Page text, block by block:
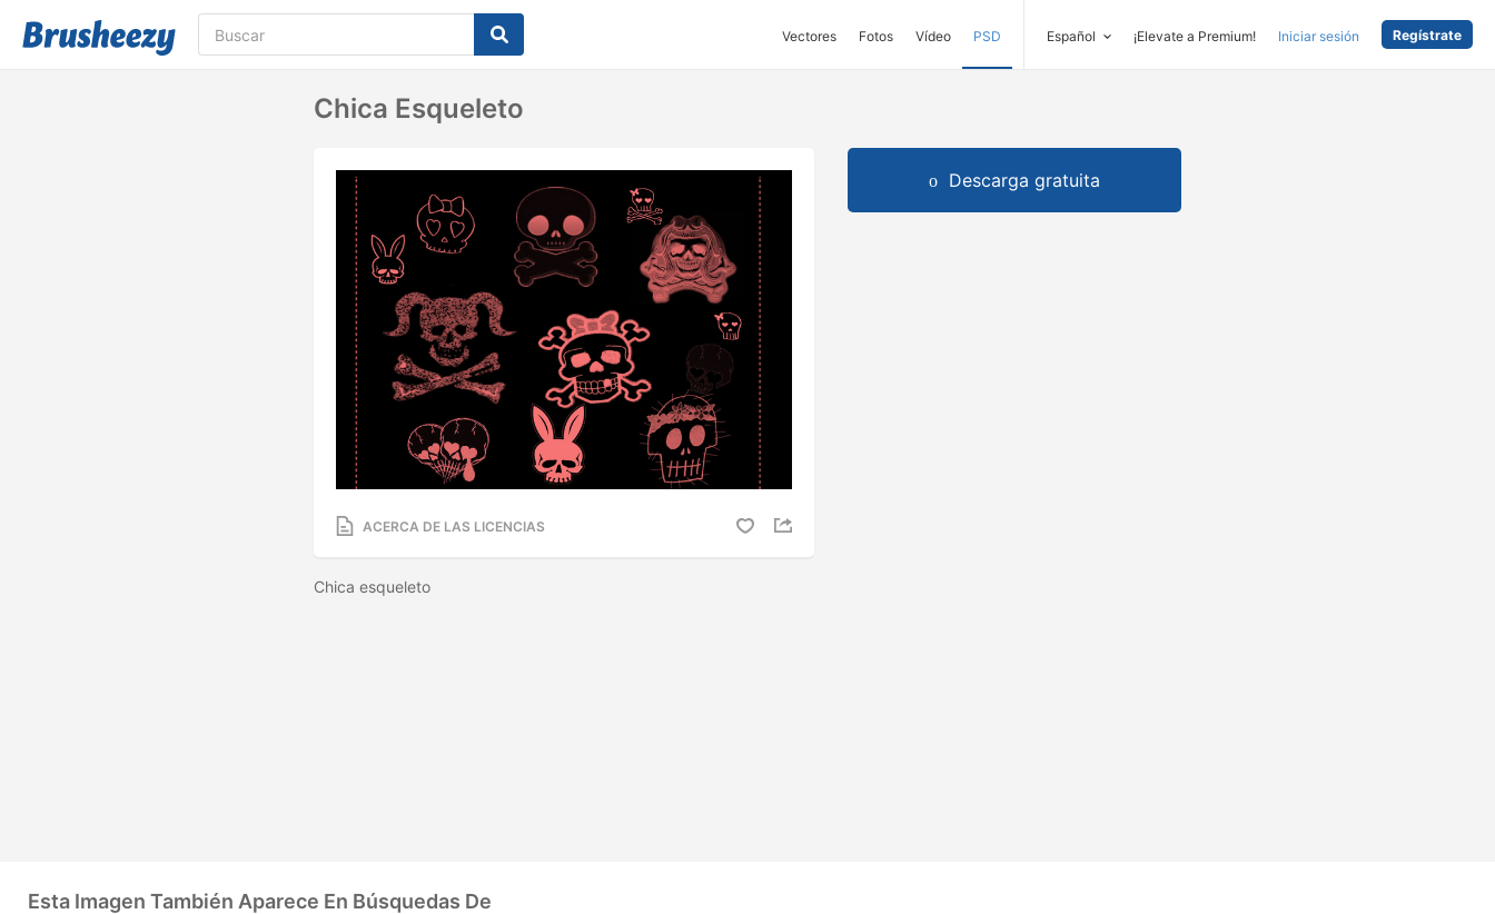
Vectores Fotos Vídeo PSD Español ¡Elevate a Premium! Iniciar sesión Regístrate
Chica Esqueleto
ACERCA DE LAS LICENCIAS
Chica esqueleto
Descarga gratuita
Esta Imagen También Aparece En Búsquedas De